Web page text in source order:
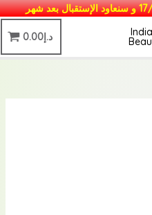
د.إ0.00